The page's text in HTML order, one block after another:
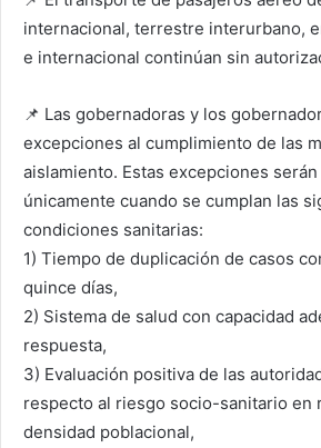
internacional, terrestre interurbano,
e internacional continúan sin
📌 Las gobernadoras y los
excepciones al cumplimiento de las
aislamiento. Estas excepciones
únicamente cuando se cumplan las
condiciones sanitarias:
1) Tiempo de duplicación de casos
quince días,
2) Sistema de salud con capacidad
respuesta,
3) Evaluación positiva de las
respecto al riesgo socio-sanitario en
densidad poblacional,